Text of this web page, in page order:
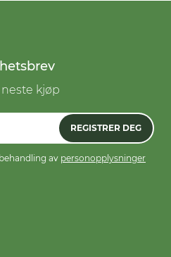
neste kjøp
REGISTRER DEG
av personopplysninger